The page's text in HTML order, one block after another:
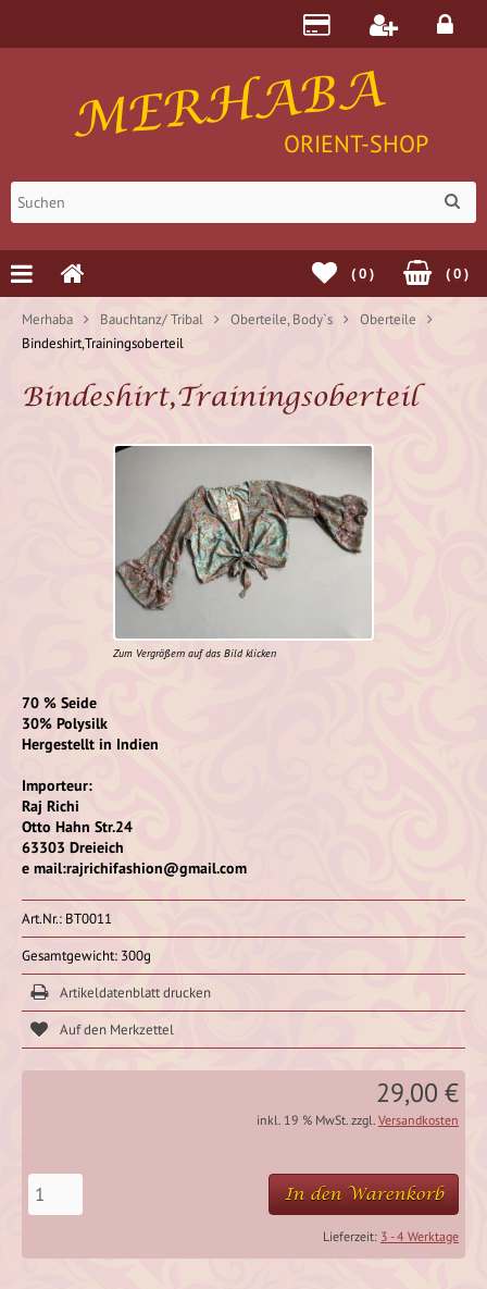
MERHABA
ORIENT-SHOP
(0)
(0)
Merhaba Bauchtanz/ Tribal Oberteile, Body`s
Oberteile
Bindeshirt,Trainingsoberteil
Bindeshirt,Trainingsoberteil
Zum Vergrößern auf das Bild klicken
70 % Seide
30% Polysilk
Hergestellt in Indien
Importeur:
Raj Richi
Otto Hahn Str.24
63303 Dreieich
e mail:rajrichifashion@gmail.com
Art.Nr.: BT0011
Gesamtgewicht: 300g
Artikeldatenblatt drucken
29,00 €
inkl. 19 % MwSt. zzgl. Versandkosten
In den Warenkorb
Lieferzeit: 3 - 4 Werktage